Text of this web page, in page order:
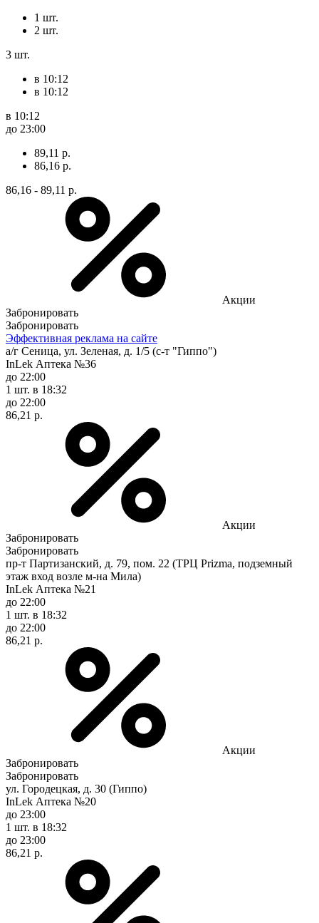
1 шт.
2 шт.
3 шт.
в 10:12
в 10:12
в 10:12
до 23:00
89,11 р.
86,16 р.
86,16 - 89,11 р.
Акции
Забронировать
Забронировать
Эффективная реклама на сайте
а/г Сеница, ул. Зеленая, д. 1/5 (с-т "Гиппо")
InLek Аптека №36
до 22:00
1 шт. в 18:32
до 22:00
86,21 р.
Акции
Забронировать
Забронировать
пр-т Партизанский, д. 79, пом. 22 (ТРЦ Prizma, подземный
этаж вход возле м-на Мила)
InLek Аптека №21
до 22:00
1 шт. в 18:32
до 22:00
86,21 р.
Акции
Забронировать
Забронировать
ул. Городецкая, д. 30 (Гиппо)
InLek Аптека №20
до 23:00
1 шт. в 18:32
до 23:00
86,21 р.